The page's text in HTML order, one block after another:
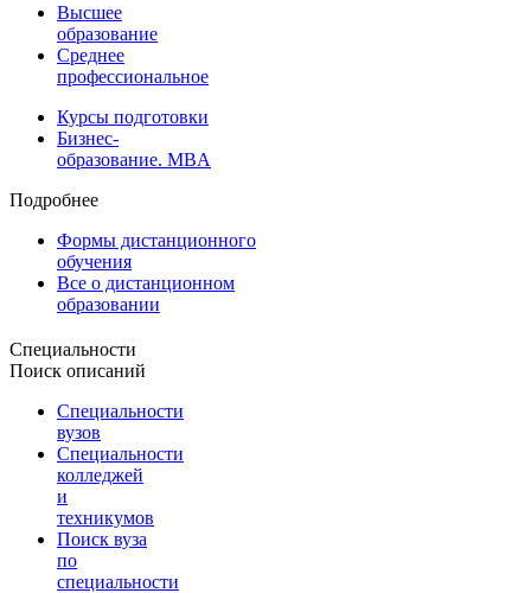
Высшее
образование
Среднее
профессиональное
Курсы подготовки
Бизнес-
образование. MBA
Подробнее
Формы дистанционного
обучения
Все о дистанционном
образовании
Специальности
Поиск описаний
Специальности
вузов
Специальности
колледжей
и
техникумов
Поиск вуза
по
специальности